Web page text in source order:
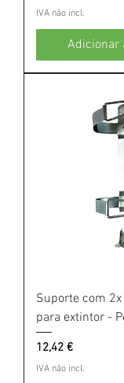
IVA não incl.
Adicionar
Suporte com
para extintor -
Preço
12,42 €
IVA não incl.